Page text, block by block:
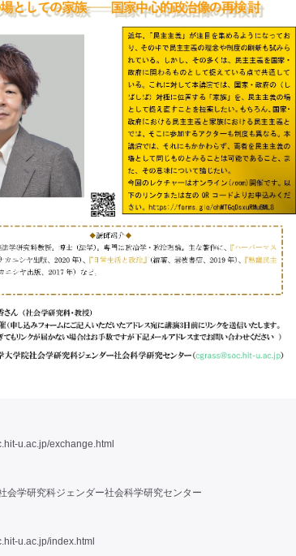
u.ac.jp/exchange.html
会学研究科ジェンダー社会科学研究センター
u.ac.jp/index.html